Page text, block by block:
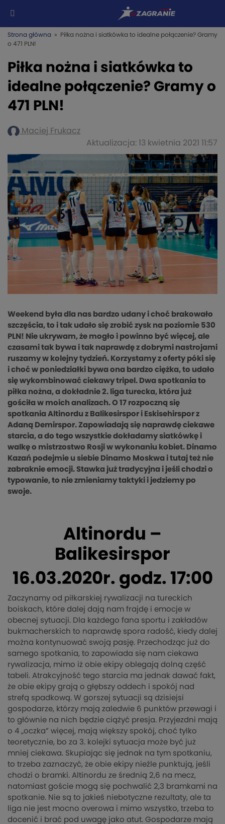
Strona główna » Piłka nożna i siatkówka to idealne połączenie? Gramy
o 471 PLN!
Piłka nożna i siatkówka to
idealne połączenie? Gramy o
471 PLN!
Maciej Frukacz
Aktualizacja: 13 kwietnia 2021 11:57
Weekend była dla nas bardzo udany i choć brakowało
szczęścia, to i tak udało się zrobić zysk na poziomie 530
PLN! Nie ukrywam, że mogło i powinno być więcej, ale
czasami tak bywa i tak naprawdę z dobrymi nastrojami
ruszamy w kolejny tydzień. Korzystamy z oferty póki się
i choć w poniedziałki bywa ona bardzo ciężka, to udało
się wykombinować ciekawy tripel. Dwa spotkania to
piłka nożna, a dokładnie 2. liga turecka, która już
gościła w moich analizach. O 17 rozpoczną się
spotkania Altinordu z Balikesirspor i Eskisehirspor z
Adaną Demirspor. Zapowiadają się naprawdę ciekawe
starcia, a do tego wszystkie dokładamy siatkówkę i
walkę o mistrzostwo Rosji w wykonaniu kobiet. Dinamo
Kazań podejmie u siebie Dinamo Moskwa i tutaj też nie
zabraknie emocji. Stawka już tradycyjna i jeśli chodzi o
typowanie, to nie zmieniamy taktyki i jedziemy po
swoje.
Altinordu –
Balikesirspor
16.03.2020r. godz. 17:00
Zaczynamy od piłkarskiej rywalizacji na tureckich
boiskach, które dalej dają nam frajdę i emocje w
obecnej sytuacji. Dla każdego fana sportu i zakładów
bukmacherskich to naprawdę spora radość, kiedy dalej
można kontynuować swoją pasję. Przechodząc już do
samego spotkania, to zapowiada się nam ciekawa
rywalizacja, mimo iż obie ekipy oblegają dolną część
tabeli. Atrakcyjność tego starcia ma jednak dawać fakt,
że obie ekipy grają o głębszy oddech i spokój nad
strefą spadkową. W gorszej sytuacji są dzisiejsi
gospodarze, którzy mają zaledwie 6 punktów przewagi i
to głównie na nich będzie ciążyć presja. Przyjezdni mają
o 4 „oczka” więcej, mają większy spokój, choć tylko
teoretycznie, bo za 3. kolejki sytuacja może być już
mniej ciekawa. Skupiając się jednak na tym spotkaniu,
to trzeba zaznaczyć, że obie ekipy nieźle punktują, jeśli
chodzi o bramki. Altinordu ze średnią 2,6 na mecz,
natomiast goście mogą się pochwalić 2,3 bramkami na
spotkanie. Nie są to jakieś niebotyczne rezultaty, ale ta
liga nie jest mocno overowa i mimo wszystko, trzeba to
docenić i brać pod uwagę jako atut. Gospodarze mają